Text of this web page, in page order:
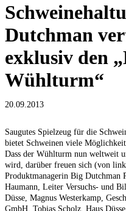
Dutchman
exklusiv den
Wühlturm“
20.09.2013
Saugutes Spielzeug für die
bietet Schweinen viele
Dass der Wühlturm nun weltweit
wird, darüber freuen sich (von
Produktmanagerin Big Dutchman
Haumann, Leiter Versuchs- und
Düsse, Magnus Westerkamp,
GmbH, Tobias Scholz, Haus